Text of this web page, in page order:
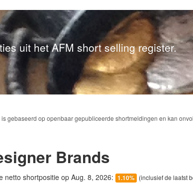
uit het AFM short selling register.
gebaseerd op openbaar gepubliceerde shortmeldingen en kan
Brands
netto shortpositie op Aug. 8, 2026: 1.10% (inclusief de laatst